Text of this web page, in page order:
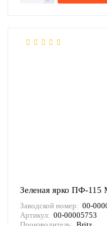
Зеленая ярко ПФ-115
Заводской номер: 00-
Артикул: 00-00005753